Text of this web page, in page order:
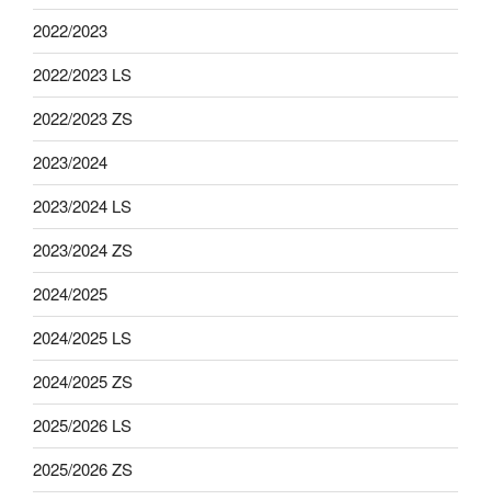
2022/2023
2022/2023 LS
2022/2023 ZS
2023/2024
2023/2024 LS
2023/2024 ZS
2024/2025
2024/2025 LS
2024/2025 ZS
2025/2026 LS
2025/2026 ZS